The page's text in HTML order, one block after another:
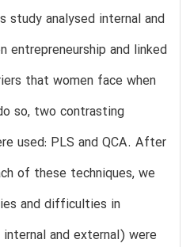
study analysed internal and
entrepreneurship and linked
that women face when
so, two contrasting
used: PLS and QCA. After
of these techniques, we
and difficulties in
and external) were